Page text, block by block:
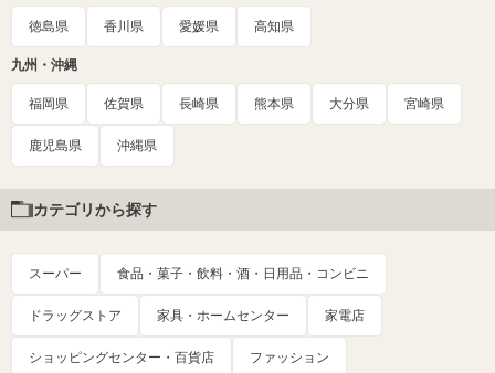
徳島県 香川県 愛媛県 高知県
九州・沖縄
福岡県 佐賀県 長崎県 熊本県 大分県 宮崎県
鹿児島県 沖縄県
カテゴリから探す
スーパー 食品・菓子・飲料・酒・日用品・コンビニ
ドラッグストア 家具・ホームセンター 家電店
ショッピングセンター・百貨店 ファッション